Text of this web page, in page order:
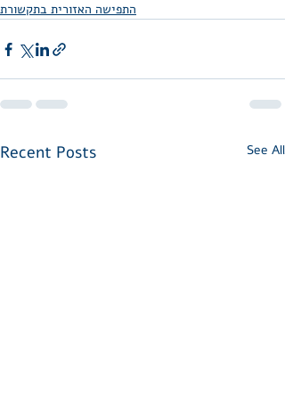
התפישה האזורית בתקשורת
Recent Posts See All